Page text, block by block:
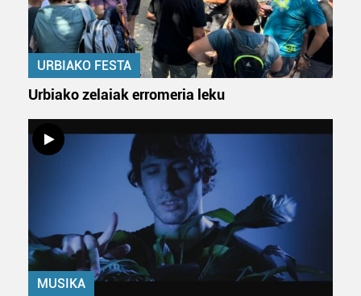
URBIAKO FESTA
Urbiako zelaiak erromeria leku
MUSIKA